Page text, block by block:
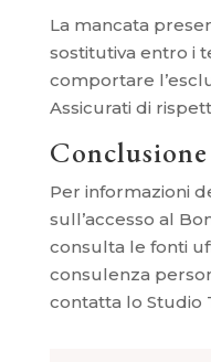
La mancata
sostitutiva entro i
comportare
Assicurati di
Conclusione
Per informazioni
sull’accesso al
consulta le fonti
consulenza
contatta lo Studio